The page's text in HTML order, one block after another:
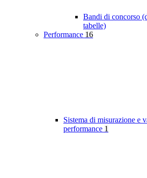
Bandi di concorso
tabelle)
Performance 16
Sistema di misurazione e
performance 1